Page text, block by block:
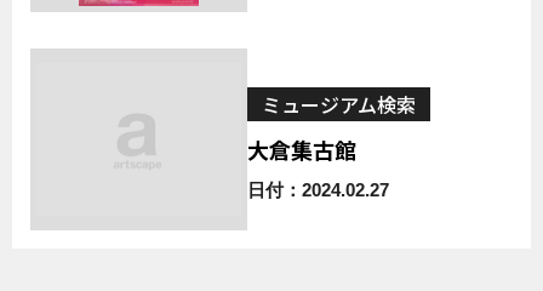
ミュージアム検索
大倉集古館
日付：2024.02.27